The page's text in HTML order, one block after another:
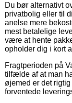
Du bør alternativt
privatbolig eller til
anelse mere
mest betalelige
være at hente
opholder dig i kort
Fragtperioden på
tilfælde af at man
øjemed er det
forventede